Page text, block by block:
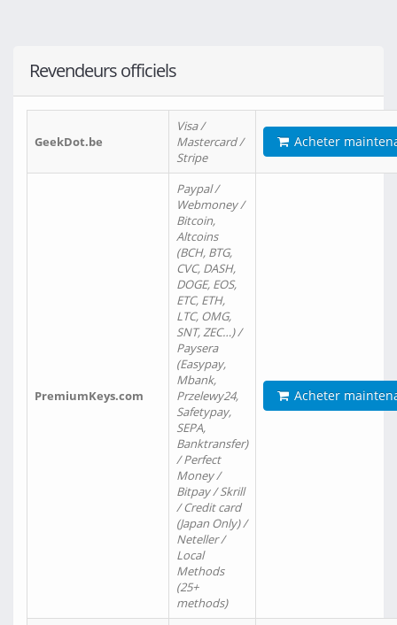
Revendeurs officiels
GeekDot.be
Visa /
Mastercard /
Stripe
Acheter
PremiumKeys.com
Paypal /
Webmoney /
Bitcoin,
Altcoins
(BCH, BTG,
CVC, DASH,
DOGE, EOS,
ETC, ETH,
LTC, OMG,
SNT, ZEC…) /
Paysera
(Easypay,
Mbank,
Przelewy24,
Safetypay,
SEPA,
Banktransfer)
/ Perfect
Money /
Bitpay / Skrill
/ Credit card
(Japan Only) /
Neteller /
Local
Methods
(25+
methods)
Acheter